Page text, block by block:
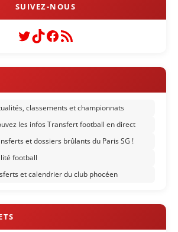
Twitter
TikTok
Facebook
Flux RSS
classements et championnats
les infos Transfert football en direct
et dossiers brûlants du Paris SG !
football
et calendrier du club phocéen